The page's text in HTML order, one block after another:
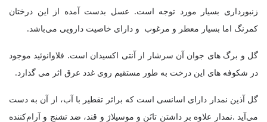
زنبورداری بسیار مورد توجه است. عسل بدست آمده از این درختان
کمرنگ اما بسیار معطر و مرغوب و دارای خاصیت دارویی می‌باشد.
گل و برگ های جوان آن سرشار از آنتی اکسیدان است. فلاوانوئید موجود
در شکوفه های این درخت به طور مستقیم روی غدد عرق اثر می گذارد.
گل آذین نمدار دارای اسانسی است که براثر تقطیر با آب، از آن به دست
می‌آید.نمدار علاوه بر داشتن تانَن و موسیلاژ و قند، ضد تشنج و آرام‌کننده